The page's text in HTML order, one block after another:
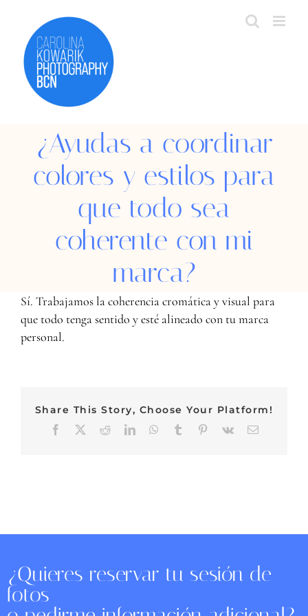
content
¿Ayudas a coordinar
colores y estilos para
que todo sea
coherente con mi
marca?
Sí. Trabajamos la coherencia cromática y visual para
que todo tenga sentido y esté alineado con tu marca
personal.
Share This Story, Choose Your Platform!
Facebook RedditLinkedInWhatsApp
Tumblr Pinterest
Vk Email
¿Quieres reservar tu sesión de
fotos